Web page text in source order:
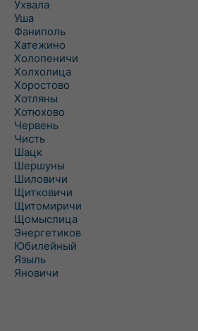
Ухвала
Уша
Фаниполь
Хатежино
Холопеничи
Холхолица
Хоростово
Хотляны
Хотюхово
Червень
Чисть
Шацк
Шершуны
Шиловичи
Щитковичи
Щитомиричи
Щомыслица
Энергетиков
Юбилейный
Языль
Яновичи